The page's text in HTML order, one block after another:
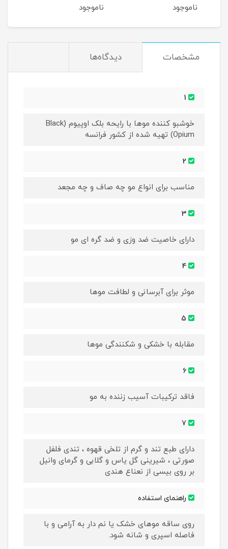
ناموجود ناموجود
مشخصات دیدگاه‌ها
خوشبو کننده موها با رایحه بلک اوپیوم (Black
Opium) تهیه شده از کشور فرانسه
مناسب برای انواع مو چه صاف و چه مجعد
دارای خاصیت ضد وزی و ضد گره ای مو
موثر برای آبرسانی و لطافت موها
مقابله با خشکی و شکنندگی موها
فاقد ترکیبات آسیب زننده به مو
دارای طبع تند و گرم از تلخی قهوه ، تندی فلفل
صورتی ، شیرینی گل یاس و گلابی و گرمای وانیل
بر روی بیسی از نعناع هندی
راهنمای استفاده
روی ساقه موهای خشک یا نم دار به آرامی و با
فاصله اسپری و شانه شود.